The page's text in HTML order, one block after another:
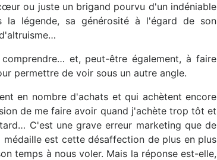
ou juste un brigand pourvu d'un indéniable
la légende, sa générosité à l'égard de son
et, peut-être également, à faire
permettre de voir sous un autre angle.
en nombre d'achats et qui achètent encore
de me faire avoir quand j'achète trop tôt et
C'est une grave erreur marketing que de
est cette désaffection de plus en plus
temps à nous voler. Mais la réponse est-elle,